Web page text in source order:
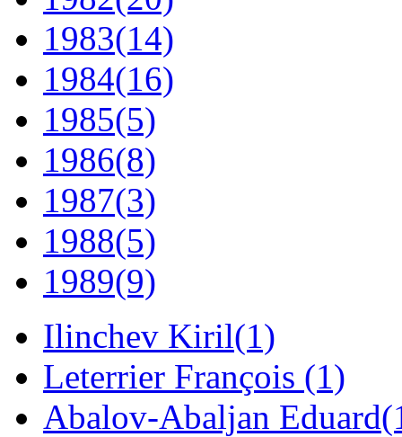
1983(14)
1984(16)
1985(5)
1986(8)
1987(3)
1988(5)
1989(9)
Ilinchev Kiril(1)
Leterrier François (1)
Abalov-Abaljan Eduard